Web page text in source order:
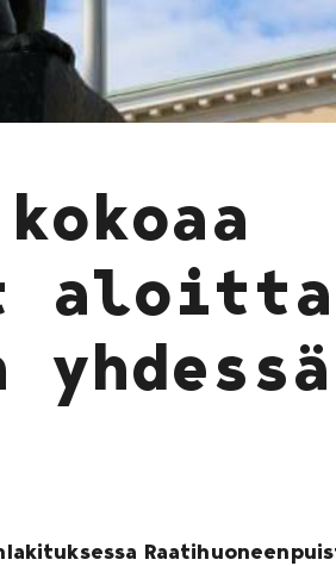
yhdessä